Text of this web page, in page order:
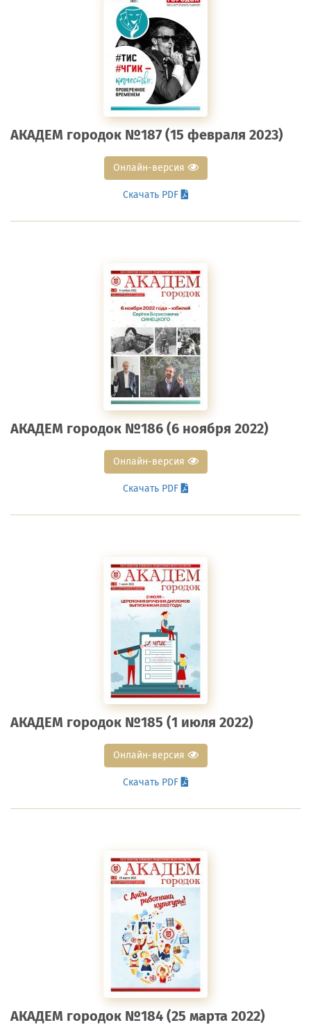
АКАДЕМ городок №187 (15 февраля 2023)
Онлайн-версия
Скачать PDF
АКАДЕМ городок №186 (6 ноября 2022)
Онлайн-версия
Скачать PDF
АКАДЕМ городок №185 (1 июля 2022)
Онлайн-версия
Скачать PDF
АКАДЕМ городок №184 (25 марта 2022)